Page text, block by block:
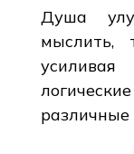
Душа
мыслить,